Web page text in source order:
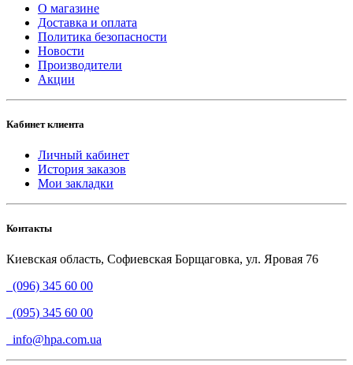
О магазине
Доставка и оплата
Политика безопасности
Новости
Производители
Акции
Кабинет клиента
Личный кабинет
История заказов
Мои закладки
Контакты
Киевская область, Софиевская Борщаговка, ул. Яровая 76
(096) 345 60 00
(095) 345 60 00
info@hpa.com.ua